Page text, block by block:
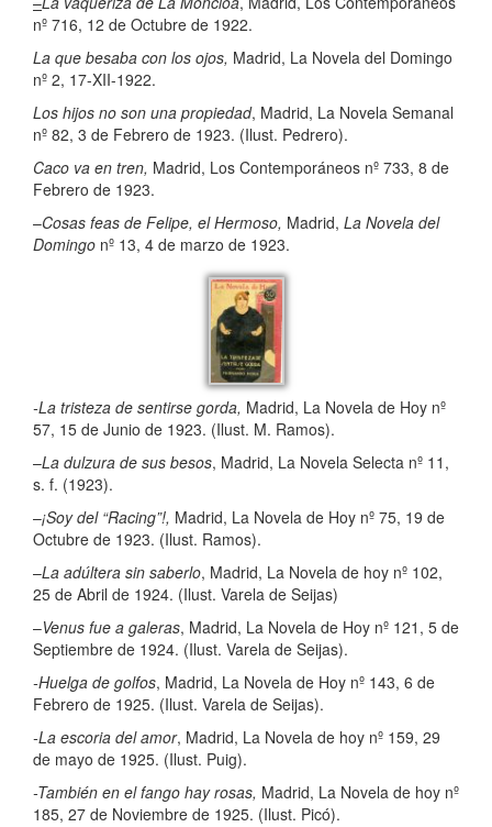
nº 716, 12 de Octubre de 1922.
La que besaba con los ojos, Madrid, La Novela del Domingo
nº 2, 17-XII-1922.
Los hijos no son una propiedad, Madrid, La Novela Semanal
nº 82, 3 de Febrero de 1923. (Ilust. Pedrero).
Caco va en tren, Madrid, Los Contemporáneos nº 733, 8 de
Febrero de 1923.
–Cosas feas de Felipe, el Hermoso, Madrid, La Novela del
Domingo nº 13, 4 de marzo de 1923.
-La tristeza de sentirse gorda, Madrid, La Novela de Hoy nº
57, 15 de Junio de 1923. (Ilust. M. Ramos).
–La dulzura de sus besos, Madrid, La Novela Selecta nº 11,
s. f. (1923).
–¡Soy del “Racing”!, Madrid, La Novela de Hoy nº 75, 19 de
Octubre de 1923. (Ilust. Ramos).
–La adúltera sin saberlo, Madrid, La Novela de hoy nº 102,
25 de Abril de 1924. (Ilust. Varela de Seijas)
–Venus fue a galeras, Madrid, La Novela de Hoy nº 121, 5 de
Septiembre de 1924. (Ilust. Varela de Seijas).
-Huelga de golfos, Madrid, La Novela de Hoy nº 143, 6 de
Febrero de 1925. (Ilust. Varela de Seijas).
-La escoria del amor, Madrid, La Novela de hoy nº 159, 29
de mayo de 1925. (Ilust. Puig).
-También en el fango hay rosas, Madrid, La Novela de hoy nº
185, 27 de Noviembre de 1925. (Ilust. Picó).